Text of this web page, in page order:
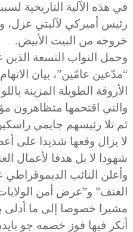
في هذه الآلية التاريخية
رئيس أميركي لآليتي عزل،
خروجه من البيت الأبيض.
وحمل النواب التسعة
“مدّعين عامّين”، بيان
الأروقة الطويلة المزينة
والتي اقتحمها متظاهرون
ثم تلا رئيسهم جايمي
لا يزال وقعها شديدا على
شهودا لا بل هدفا لأعمال
وأعلن النائب
العنف” و”عرض أمن
مشيرا خصوصا إلى ما أدلى
أنكر فيها فوز خصمه جو